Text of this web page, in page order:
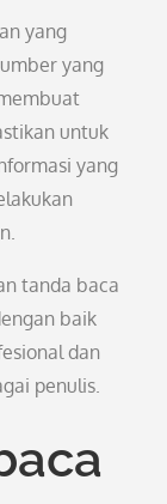
yang
yang
untuk
yang
tanda baca
baik
dan
penulis.